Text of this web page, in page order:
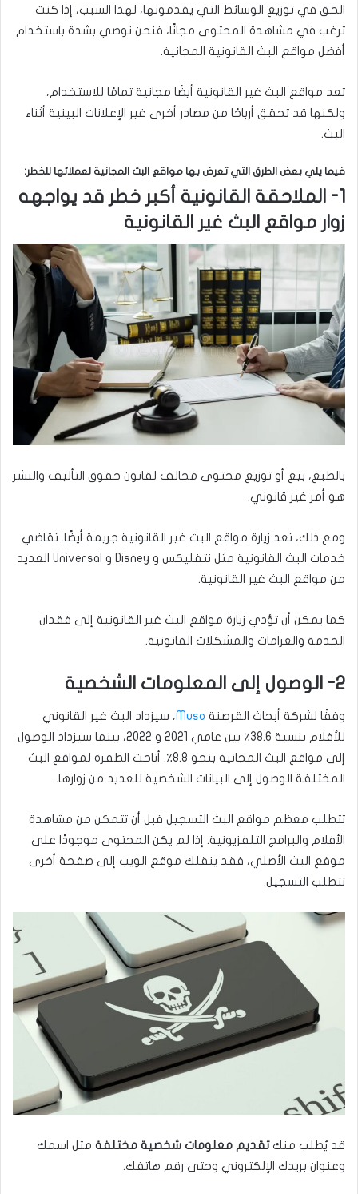
الحق في توزيع الوسائط التي يقدمونها، لهذا السبب، إذا كنت
ترغب في مشاهدة المحتوى مجانًا، فنحن نوصي بشدة باستخدام
أفضل مواقع البث القانونية المجانية.
تعد مواقع البث غير القانونية أيضًا مجانية تمامًا للاستخدام،
ولكنها قد تحقق أرباحًا من مصادر أخرى غير الإعلانات البينية أثناء
البث.
فيما يلي بعض الطرق التي تعرض بها مواقع البث المجانية لعملائها للخطر:
1- الملاحقة القانونية أكبر خطر قد يواجهه
زوار مواقع البث غير القانونية
بالطبع، بيع أو توزيع محتوى مخالف لقانون حقوق التأليف والنشر
هو أمر غير قانوني.
ومع ذلك، تعد زيارة مواقع البث غير القانونية جريمة أيضًا. تقاضي
خدمات البث القانونية مثل نتفليكس و Disney و Universal العديد
من مواقع البث غير القانونية.
كما يمكن أن تؤدي زيارة مواقع البث غير القانونية إلى فقدان
الخدمة والغرامات والمشكلات القانونية.
2- الوصول إلى المعلومات الشخصية
وفقًا لشركة أبحاث القرصنة Muso، سيزداد البث غير القانوني
للأفلام بنسبة 38.6٪ بين عامي 2021 و 2022، بينما سيزداد الوصول
إلى مواقع البث المجانية بنحو 8.8٪. أتاحت الطفرة لمواقع البث
المختلفة الوصول إلى البيانات الشخصية للعديد من زوارها.
تتطلب معظم مواقع البث التسجيل قبل أن تتمكن من مشاهدة
الأفلام والبرامج التلفزيونية. إذا لم يكن المحتوى موجودًا على
موقع البث الأصلي، فقد ينقلك موقع الويب إلى صفحة أخرى
تتطلب التسجيل.
قد يُطلب منك تقديم معلومات شخصية مختلفة مثل اسمك
وعنوان بريدك الإلكتروني وحتى رقم هاتفك.